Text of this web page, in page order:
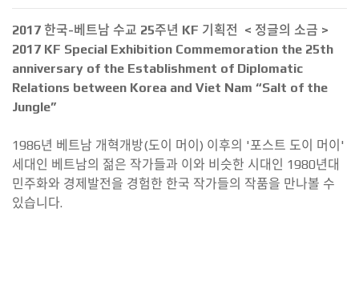
2017 한국-베트남 수교 25주년 KF 기획전 < 정글의 소금 >
2017 KF Special Exhibition Commemoration the 25th
anniversary of the Establishment of Diplomatic
Relations between Korea and Viet Nam “Salt of the
Jungle”
1986년 베트남 개혁개방(도이 머이) 이후의 '포스트 도이 머이'
세대인 베트남의 젊은 작가들과 이와 비슷한 시대인 1980년대
민주화와 경제발전을 경험한 한국 작가들의 작품을 만나볼 수
있습니다.